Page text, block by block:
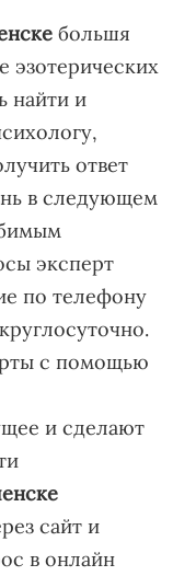
большя
эзотерических
найти и
ответ
в следующем
эксперт
по телефону
с помощью
и сделают
сайт и
в онлайн